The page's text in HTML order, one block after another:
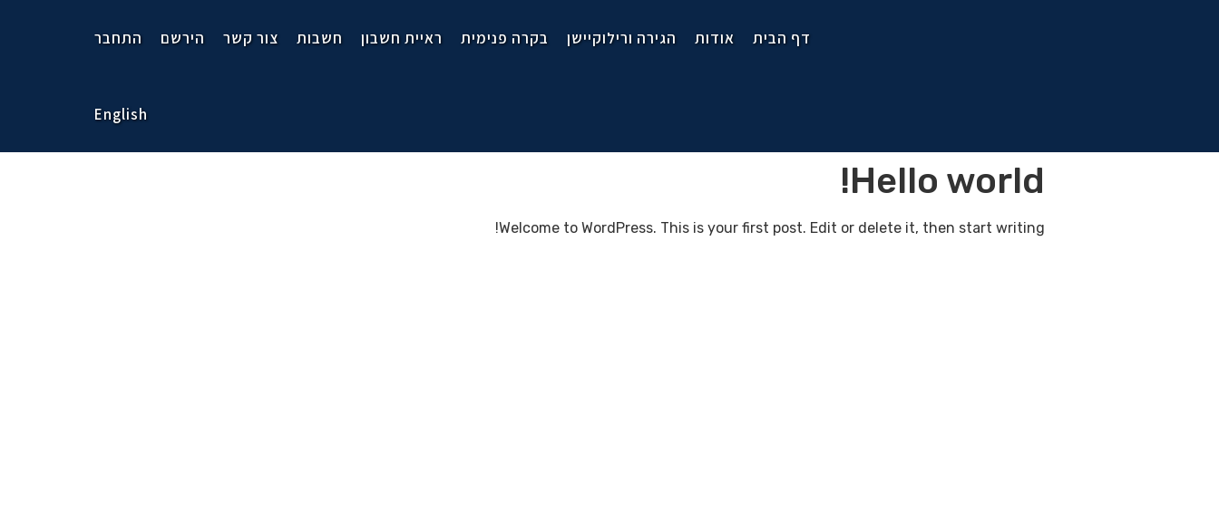
דף הבית אודות הגירה ורילוקיישן בקרה פנימית ראיית חשבון חשבות צור קשר הירשם התחבר
English
Hello world!
Welcome to WordPress. This is your first post. Edit or delete it, then start writing!